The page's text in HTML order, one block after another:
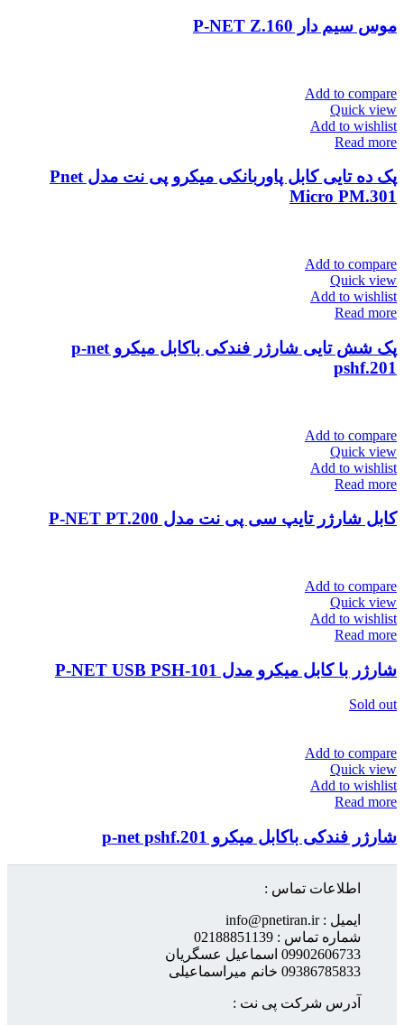
موس سیم دار P-NET Z.160
Add to compare
Quick view
Add to wishlist
Read more
پک ده تایی کابل پاوربانکی میکرو پی نت مدل Pnet
Micro PM.301
Add to compare
Quick view
Add to wishlist
Read more
پک شش تایی شارژر فندکی باکابل میکرو p-net
pshf.201
Add to compare
Quick view
Add to wishlist
Read more
کابل شارژر تایپ سی پی نت مدل P-NET PT.200
Add to compare
Quick view
Add to wishlist
Read more
شارژر با کابل میکرو مدل P-NET USB PSH-101
Sold out
Add to compare
Quick view
Add to wishlist
Read more
شارژر فندکی باکابل میکرو p-net pshf.201
اطلاعات تماس :
ایمیل : info@pnetiran.ir
شماره تماس : 02188851139
09902606733 اسماعیل عسگریان
09386785833 خانم میراسماعیلی
آدرس شرکت پی نت :